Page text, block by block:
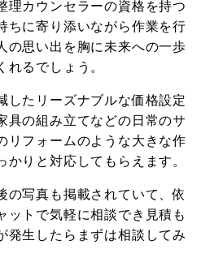
理カウンセラーの資格を持つ
ちに寄り添いながら作業を行
の思い出を胸に未来への一歩
れるでしょう。
したリーズナブルな価格設定
具の組み立てなどの日常のサ
リフォームのような大きな作
りと対応してもらえます。
の写真も掲載されていて、依
ットで気軽に相談でき見積も
発生したらまずは相談してみ